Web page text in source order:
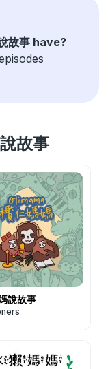
頁
故事 have?
故事
說故事